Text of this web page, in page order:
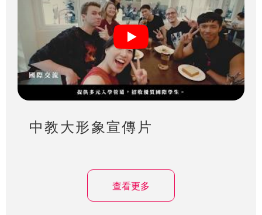
中教大形象宣傳片
查看更多